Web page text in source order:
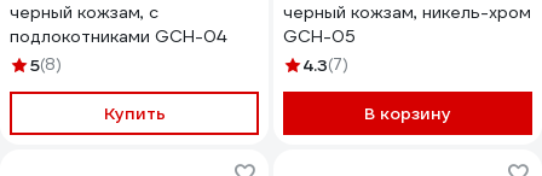
черный кожзам, с
подлокотниками GCH-04
5(8)
Купить
черный кожзам, никель-хром
GCH-05
4.3(7)
В корзину